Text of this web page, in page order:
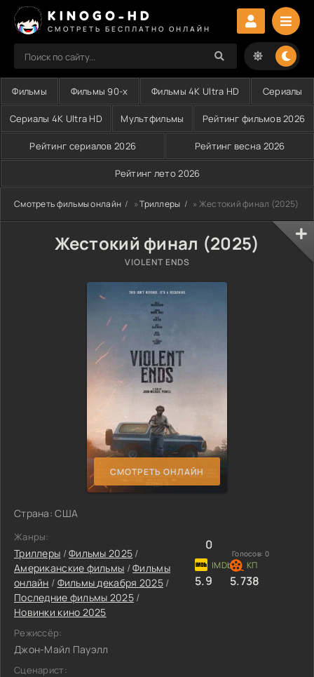
KINOGO-HD
СМОТРЕТЬ БЕСПЛАТНО ОНЛАЙН
Фильмы Фильмы 90-х Фильмы 4K Ultra HD Сериалы
Сериалы 4K Ultra HD Мультфильмы Рейтинг фильмов 2026
Рейтинг сериалов 2026 Рейтинг весна 2026
Рейтинг лето 2026
Смотреть фильмы онлайн »Триллеры » Жестокий финал (2025)
Жестокий финал (2025)
VIOLENT ENDS
СМОТРЕТЬ ОНЛАЙН
Страна: США
Жанры:
Триллеры /Фильмы 2025 /
Американские фильмы /Фильмы
онлайн / Фильмы декабря 2025/
Последние фильмы 2025/
Новинки кино 2025
Режиссёр:
Джон-Майл Пауэлл
Сценарист:
0
Голосов: 0
5.9 5.738